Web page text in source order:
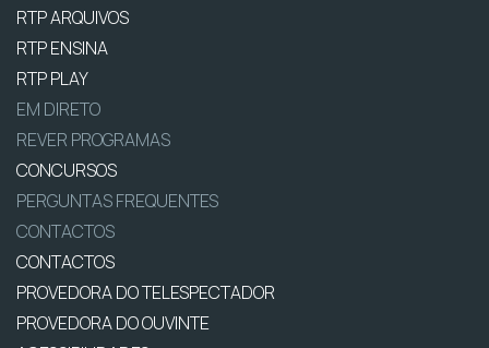
RTP ARQUIVOS
RTP ENSINA
RTP PLAY
EM DIRETO
REVER PROGRAMAS
CONCURSOS
PERGUNTAS FREQUENTES
CONTACTOS
CONTACTOS
PROVEDORA DO TELESPECTADOR
PROVEDORA DO OUVINTE